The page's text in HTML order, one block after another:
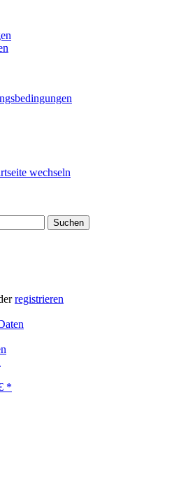
Suchen
registrieren
*